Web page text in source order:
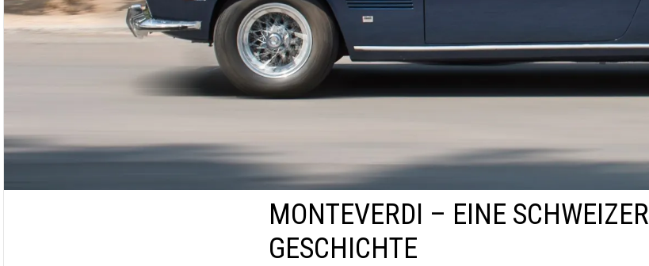
MONTEVERDI – EINE SCHWEIZER
GESCHICHTE